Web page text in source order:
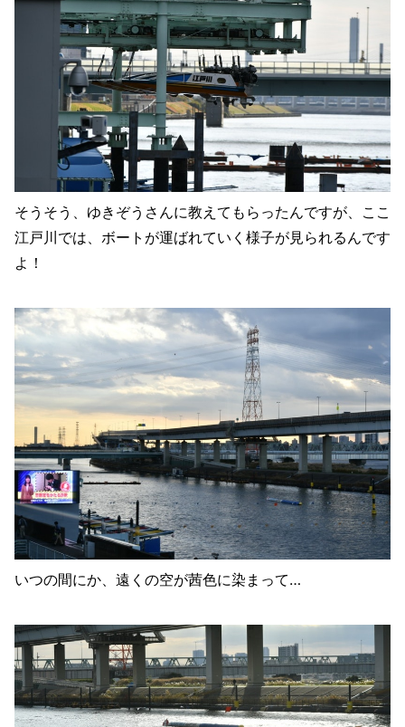
そうそう、ゆきぞうさんに教えてもらったんですが、ここ
江戸川では、ボートが運ばれていく様子が見られるんです
よ！
いつの間にか、遠くの空が茜色に染まって…